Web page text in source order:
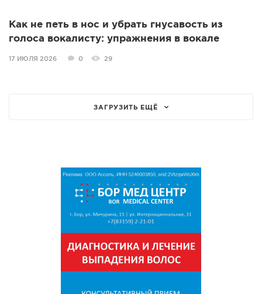
Как не петь в нос и убрать гнусавость из
голоса вокалисту: упражнения в вокале
17 ИЮЛЯ 2026 0 29
ЗАГРУЗИТЬ ЕЩЁ